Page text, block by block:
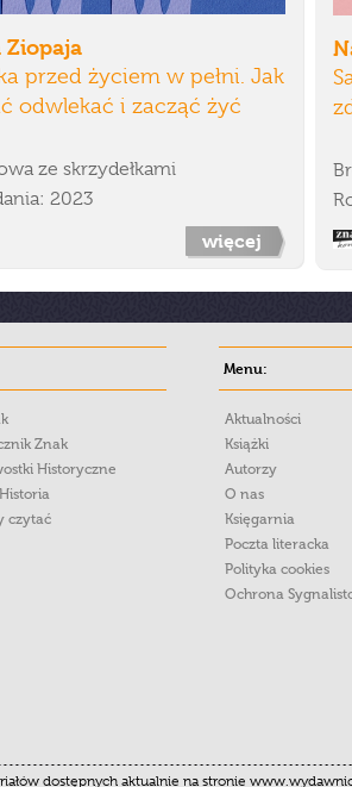
Ziopaja
przed życiem w pełni. Jak
odwlekać i zacząć żyć
ze skrzydełkami
2023
więcej
Znak
Historyczne
czytać
Menu:
Aktualności
Książki
Autorzy
O nas
Księgarnia
Poczta literacka
Polityka cookies
Ochrona
dostępnych aktualnie na stronie